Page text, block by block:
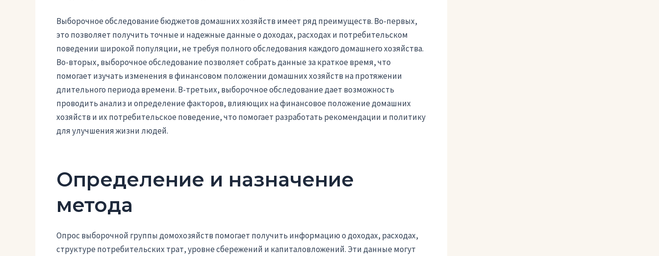
Выборочное обследование бюджетов домашних хозяйств имеет ряд преимуществ. Во-первых,
это позволяет получить точные и надежные данные о доходах, расходах и потребительском
поведении широкой популяции, не требуя полного обследования каждого домашнего хозяйства.
Во-вторых, выборочное обследование позволяет собрать данные за краткое время, что
помогает изучать изменения в финансовом положении домашних хозяйств на протяжении
длительного периода времени. В-третьих, выборочное обследование дает возможность
проводить анализ и определение факторов, влияющих на финансовое положение домашних
хозяйств и их потребительское поведение, что помогает разработать рекомендации и политику
для улучшения жизни людей.
Определение и назначение
метода
Опрос выборочной группы домохозяйств помогает получить информацию о доходах, расходах,
структуре потребительских трат, уровне сбережений и капиталовложений. Эти данные могут